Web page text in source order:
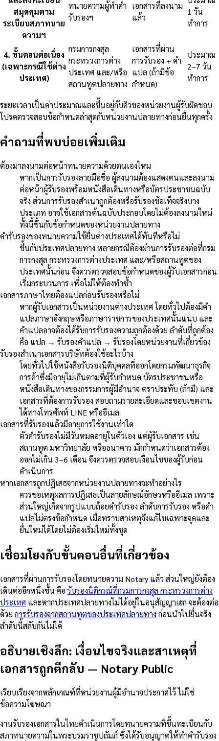
สมุดคุมตาม
ระเบียบสภาทนาย
ความฯ
ทนายความผู้ทำคำ
รับรองฯ
เอกสารที่ลงนาม
แล้ว
1 วัน
ทำการ
4. ขั้นตอนต่อเนื่อง
(เฉพาะกรณีใช้ต่าง
ประเทศ)
กรมการกงสุล
กระทรวงการต่าง
ประเทศ และ/หรือ
สถานทูตปลายทาง
เอกสารที่ผ่าน
การรับรอง + คำ
แปล (ถ้ามีข้อ
กำหนด)
ประมาณ
2–7 วัน
ทำการ
ระยะเวลาเป็นค่าประมาณและขึ้นอยู่กับคิวของหน่วยงานผู้รับผิดชอบ
โปรดตรวจสอบข้อกำหนดล่าสุดกับหน่วยงานปลายทางก่อนยื่นทุกครั้ง
คำถามที่พบบ่อยเพิ่มเติม
ต้องมาลงนามต่อหน้าทนายความด้วยตนเองไหม
หากเป็นการรับรองลายมือชื่อ ผู้ลงนามต้องแสดงตนและลงนาม
ต่อหน้าผู้รับรองพร้อมหนังสือเดินทางหรือบัตรประชาชนฉบับ
จริง ส่วนการรับรองสำเนาถูกต้องหรือรับรองข้อเท็จจริงบาง
ประเภท อาจใช้เอกสารต้นฉบับประกอบโดยไม่ต้องลงนามใหม่
ทั้งนี้ขึ้นกับข้อกำหนดของหน่วยงานปลายทาง
คำรับรองของทนายความใช้ยื่นต่างประเทศได้ทันทีหรือไม่
ขึ้นกับประเทศปลายทาง หลายกรณีต้องผ่านการรับรองต่อที่กรม
การกงสุล กระทรวงการต่างประเทศ และ/หรือสถานทูตของ
ประเทศนั้นก่อน จึงควรตรวจสอบข้อกำหนดของผู้รับเอกสารก่อน
เริ่มกระบวนการ เพื่อไม่ให้ต้องทำซ้ำ
เอกสารภาษาไทยต้องแปลก่อนรับรองหรือไม่
หากผู้รับเอกสารเป็นหน่วยงานต่างประเทศ โดยทั่วไปต้องมีคำ
แปลภาษาอังกฤษหรือภาษาราชการของประเทศนั้นแนบ และ
คำแปลอาจต้องได้รับการรับรองความถูกต้องด้วย ลำดับที่ถูกต้อง
คือ แปล → รับรองคำแปล → รับรองโดยหน่วยงานที่เกี่ยวข้อง
รับรองสำเนาเอกสารบริษัทต้องใช้อะไรบ้าง
โดยทั่วไปใช้หนังสือรับรองนิติบุคคลที่ออกโดยกรมพัฒนาธุรกิจ
การค้าซึ่งมีอายุไม่เกินตามที่ผู้รับกำหนด บัตรประชาชนหรือ
หนังสือเดินทางของกรรมการผู้มีอำนาจ ตราประทับ (ถ้ามี) และ
เอกสารที่ต้องการรับรอง สอบถามรายละเอียดและขอบเขตงาน
ได้ทางโทรศัพท์ LINE หรืออีเมล
เอกสารที่รับรองแล้วมีอายุการใช้งานเท่าใด
ตัวคำรับรองไม่มีวันหมดอายุในตัวเอง แต่ผู้รับเอกสาร เช่น
สถานทูต มหาวิทยาลัย หรือธนาคาร มักกำหนดว่าเอกสารต้อง
ออกไม่เกิน 3–6 เดือน จึงควรตรวจสอบเงื่อนไขของผู้รับก่อน
ดำเนินการ
หากเอกสารถูกปฏิเสธจากหน่วยงานปลายทางจะทำอย่างไร
ควรขอเหตุผลการปฏิเสธเป็นลายลักษณ์อักษรหรืออีเมล เพราะ
ส่วนใหญ่เกิดจากรูปแบบถ้อยคำรับรอง ลำดับการรับรอง หรือคำ
แปลไม่ตรงข้อกำหนด เมื่อทราบสาเหตุจึงแก้ไขเฉพาะจุดและ
ยื่นใหม่ได้โดยไม่ต้องเริ่มใหม่ทั้งชุด
เชื่อมโยงกับขั้นตอนอื่นที่เกี่ยวข้อง
เอกสารที่ผ่านการรับรองโดยทนายความ Notary แล้ว ส่วนใหญ่ยังต้อง
เดินต่ออีกหนึ่งชั้น คือ รับรองนิติกรณ์ที่กรมการกงสุล กระทรวงการต่าง
ประเทศ และหากประเทศปลายทางไม่ได้อยู่ในอนุสัญญาเฮก จะต้องต่อ
ด้วย การรับรองจากสถานทูตของประเทศปลายทาง ก่อนนำไปยื่นจริง
ลำดับนี้สลับกันไม่ได้
อธิบายเชิงลึก: เงื่อนไขจริงและสาเหตุที่
เอกสารถูกตีกลับ — Notary Public
เรียบเรียงจากหลักเกณฑ์ที่หน่วยงานผู้มีอำนาจประกาศไว้ ไม่ใช่
ข้อความโฆษณา
งานรับรองเอกสารในไทยดำเนินการโดยทนายความที่ขึ้นทะเบียนกับ
สภาทนายความในพระบรมราชูปถัมภ์ ซึ่งได้รับอนุญาตให้ทำคำรับรอง